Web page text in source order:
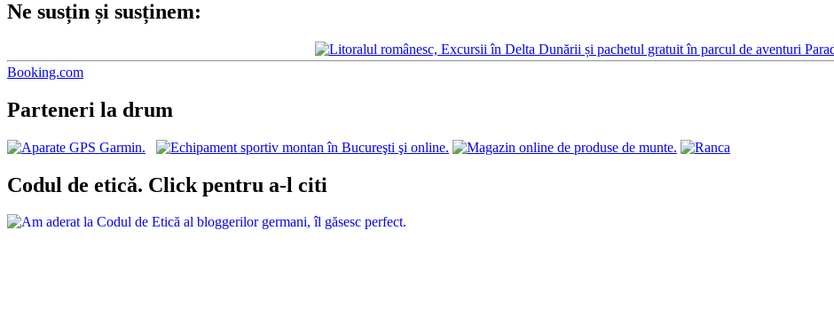
Ne susțin și susținem:
Booking.com
Parteneri la drum
Codul de etică. Click pentru a-l citi